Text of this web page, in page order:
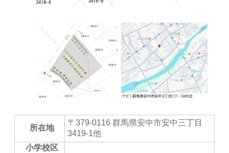
所在地
〒379-0116 群馬県安中市安中三丁目
3419-1他
小学校区